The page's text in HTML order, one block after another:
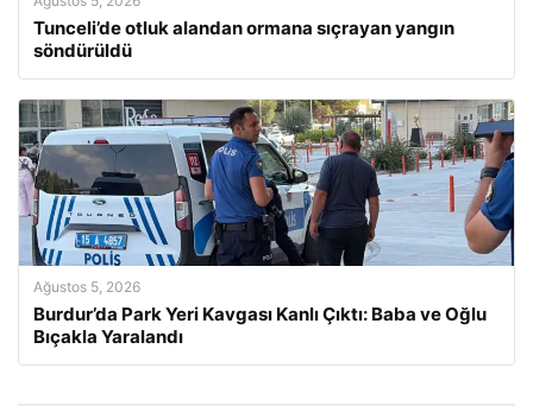
Tunceli’de otluk alandan ormana sıçrayan yangın
söndürüldü
Ağustos 5, 2026
Burdur’da Park Yeri Kavgası Kanlı Çıktı: Baba ve Oğlu
Bıçakla Yaralandı